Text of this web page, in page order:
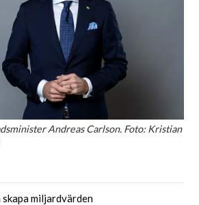
Andreas Carlson. Foto: Kristian
miljardvärden